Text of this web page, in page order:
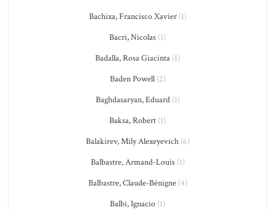
Bachixa, Francisco Xavier(1)
Bacri, Nicolas (1)
Badalla, Rosa Giacinta (1)
Baden Powell(2)
Baghdasaryan, Eduard(1)
Baksa, Robert (1)
Balakirev, Mily Alexeyevich(6)
Balbastre, Armand-Louis(1)
Balbastre, Claude-Bénigne(4)
Balbi, Ignacio (1)